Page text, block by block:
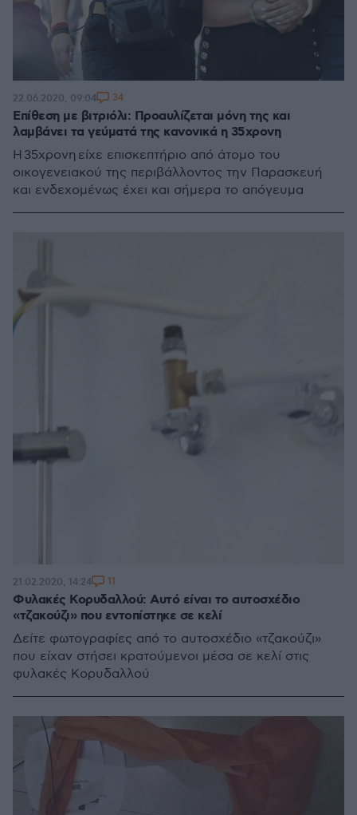
Επίθεση με βιτριόλι: Προαυλίζεται μόνη της και
λαμβάνει τα γεύματά της κανονικά η 35χρονη
Η 35χρονη είχε επισκεπτήριο από άτομο του
οικογενειακού της περιβάλλοντος την Παρασκευή
και ενδεχομένως έχει και σήμερα το απόγευμα
22.06.2020, 09:04 34
Φυλακές Κορυδαλλού: Αυτό είναι το αυτοσχέδιο
«τζακούζι» που εντοπίστηκε σε κελί
Δείτε φωτογραφίες από το αυτοσχέδιο «τζακούζι»
που είχαν στήσει κρατούμενοι μέσα σε κελί στις
φυλακές Κορυδαλλού
21.02.2020, 14:24 11